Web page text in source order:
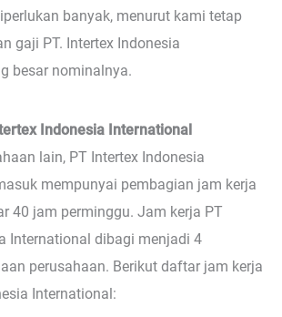
banyak, menurut kami tetap
gaji PT. Intertex Indonesia
besar nominalnya.
Indonesia International
lain, PT Intertex Indonesia
mempunyai pembagian jam kerja
40 jam perminggu. Jam kerja PT
International dibagi menjadi 4
perusahaan. Berikut daftar jam kerja
International: